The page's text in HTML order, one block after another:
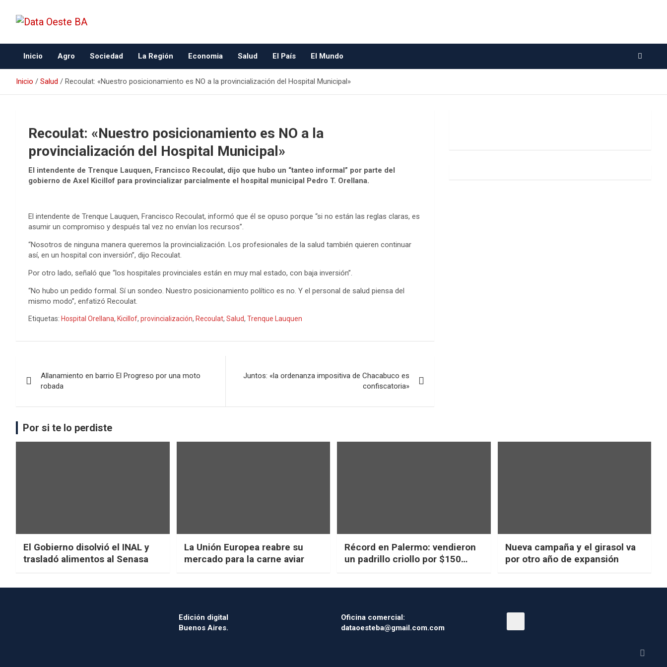
Data Oeste BA
Inicio Agro Sociedad La Región Economia Salud El País El Mundo
Inicio Salud Recoulat: «Nuestro posicionamiento es NO a la provincialización del Hospital Municipal»
Recoulat: «Nuestro posicionamiento es NO a la
provincialización del Hospital Municipal»
El intendente de Trenque Lauquen, Francisco Recoulat, dijo que hubo un “tanteo informal” por parte del
gobierno de Axel Kicillof para provincializar parcialmente el hospital municipal Pedro T. Orellana.
El intendente de Trenque Lauquen, Francisco Recoulat, informó que él se opuso porque “si no están las reglas claras, es
asumir un compromiso y después tal vez no envían los recursos”.
“Nosotros de ninguna manera queremos la provincialización. Los profesionales de la salud también quieren continuar
así, en un hospital con inversión”, dijo Recoulat.
Por otro lado, señaló que “los hospitales provinciales están en muy mal estado, con baja inversión”.
“No hubo un pedido formal. Sí un sondeo. Nuestro posicionamiento político es no. Y el personal de salud piensa del
mismo modo”, enfatizó Recoulat.
Etiquetas: Hospital Orellana, Kicillof, provincialización, Recoulat, Salud, Trenque Lauquen
Allanamiento en barrio El Progreso por una moto
robada
Juntos: «la ordenanza impositiva de Chacabuco es
confiscatoria»
Por si te lo perdiste
El Gobierno disolvió el INAL y
trasladó alimentos al Senasa
La Unión Europea reabre su
mercado para la carne aviar
Récord en Palermo: vendieron
un padrillo criollo por $150
millones
Nueva campaña y el girasol va
por otro año de expansión
Edición digital
Buenos Aires.
Oficina comercial:
dataoesteba@gmail.com.com